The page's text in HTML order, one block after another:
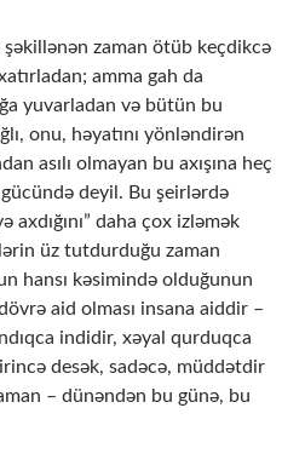
zaman ötüb keçdikcə
amma gah da
yuvarladan və bütün bu
onu, həyatını yönləndirən
asılı olmayan bu axışına heç
deyil. Bu şeirlərdə
axdığını” daha çox izləmək
üz tutdurduğu zaman
hansı kəsimində olduğunun
aid olması insana aiddir –
indidir, xəyal qurduqca
desək, sadəcə, müddətdir
– dünəndən bu günə, bu